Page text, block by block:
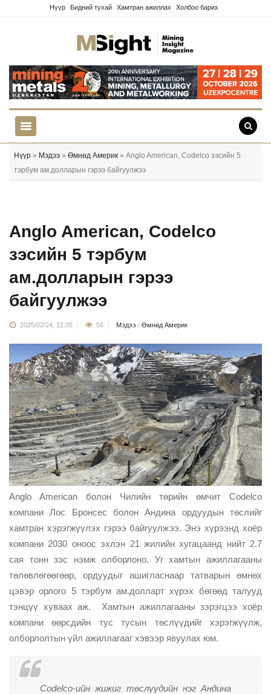
Нүүр Бидний тухай Хамтран ажиллах Холбоо барих
Нүүр » Мэдээ » Өмнөд Америк » Anglo American, Codelco зэсийн 5
тэрбум ам.долларын гэрээ байгуулжээ
Anglo American, Codelco
зэсийн 5 тэрбум
ам.долларын гэрээ
байгуулжээ
2025/02/24, 12:05 56 Мэдээ / Өмнөд Америк
Anglo American болон Чилийн төрийн өмчит Codelco
компани Лос Бронсес болон Андина ордуудын төслийг
хамтран хэрэгжүүлэх гэрээ байгуулжээ. Энэ хүрээнд хоёр
компани 2030 оноос эхлэн 21 жилийн хугацаанд нийт 2.7
сая тонн зэс нэмж олборлоно. Уг хамтын ажиллагааны
төлөвлөгөөгөөр, ордуудыг ашигласнаар татварын өмнөх
цэвэр орлого 5 тэрбум ам.долларт хүрэх бөгөөд талууд
тэнцүү хуваах аж. Хамтын ажиллагааны зэрэгцээ хоёр
компани өөрсдийн тус тусын төслүүдийг хэрэгжүүлж,
олборлолтын үйл ажиллагааг хэвээр явуулах юм.
Codelco-ийн жижиг төслүүдийн нэг Андина